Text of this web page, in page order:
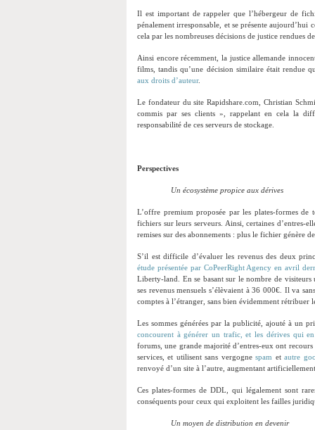
Il est important de rappeler que l’hébergeur de
pénalement irresponsable, et se présente
cela par les nombreuses décisions de justice rendues
Ainsi encore récemment, la justice allemande
films, tandis qu’une décision similaire était rendue
aux droits d’auteur.
Le fondateur du site Rapidshare.com, Christian
commis par ses clients », rappelant en cela la
responsabilité de ces serveurs de stockage.
Perspectives
Un écosystème propice aux dérives
L’offre premium proposée par les plates-formes de
fichiers sur leurs serveurs. Ainsi, certaines d’entres-
remises sur des abonnements : plus le fichier génère
S’il est difficile d’évaluer les revenus des deux
étude présentée par CoPeerRight Agency en avril
Liberty-land. En se basant sur le nombre de
ses revenus mensuels s’élèvaient à 36 000€. Il va
comptes à l’étranger, sans bien évidemment rétribuer
Les sommes générées par la publicité, ajouté à un
concourent à générer un trafic, et les dérives qui
forums, une grande majorité d’entres-eux ont
services, et utilisent sans vergognespam etautre
renvoyé d’un site à l’autre, augmentant
Ces plates-formes de DDL, qui légalement sont
conséquents pour ceux qui exploitent les failles
Un moyen de distribution en devenir